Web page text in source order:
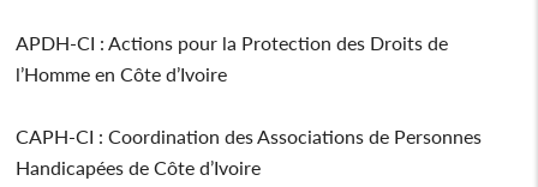
APDH-CI : Actions pour la Protection des Droits de
l’Homme en Côte d’Ivoire
CAPH-CI : Coordination des Associations de Personnes
Handicapées de Côte d’Ivoire